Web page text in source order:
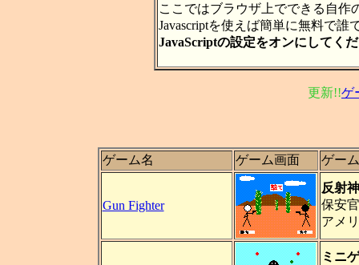
ここではブラウザ上でできる自作
Javascriptを使えば簡単に無料で誰
JavaScriptの設定をオンにしてく
更新!!ゲ
ゲーム名 ゲーム画面 ゲー
Gun Fighter
反射
保安
アメ
ミニ